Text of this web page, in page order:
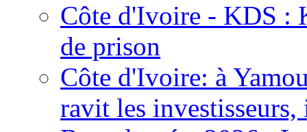
Côte d'Ivoire - KDS :
de prison
Côte d'Ivoire: à
ravit les